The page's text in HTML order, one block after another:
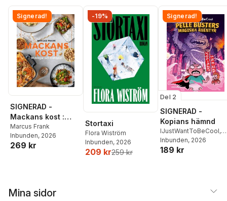
Signerad!
SIGNERAD -
Mackans kost :
Middagar och
matlådor
Marcus Frank
Inbunden, 2026
269 kr
-19%
Stortaxi
Flora Wiström
Inbunden, 2026
209 kr259 kr
Signerad!
Del 2
SIGNERAD -
Kopians hämnd
IJustWantToBeCool,
Joel Adolphson
Ejdemo Beer
Inbunden, 2026
189 kr
Mina sidor